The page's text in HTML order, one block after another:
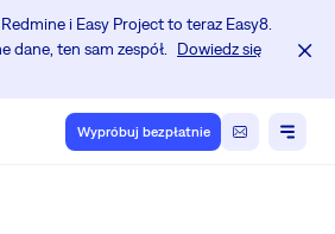
i Easy Project to teraz Easy8.
dane, ten sam zespół.
Dowiedz się
Wypróbuj bezpłatnie